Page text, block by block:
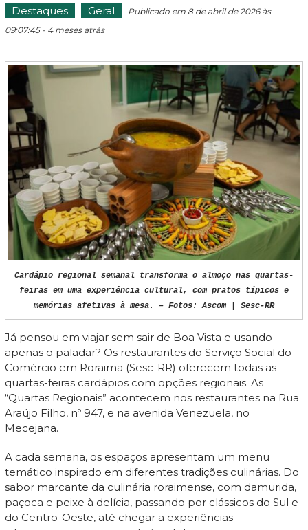
Destaques Geral
Publicado em 8 de abril de 2026 às
09:07:45 - 4 meses atrás
Cardápio regional semanal transforma o almoço nas quartas-
feiras em uma experiência cultural, com pratos típicos e
memórias afetivas à mesa. – Fotos: Ascom | Sesc-RR
Já pensou em viajar sem sair de Boa Vista e usando
apenas o paladar? Os restaurantes do Serviço Social do
Comércio em Roraima (Sesc-RR) oferecem todas as
quartas-feiras cardápios com opções regionais. As
“Quartas Regionais” acontecem nos restaurantes na Rua
Araújo Filho, nº 947, e na avenida Venezuela, no
Mecejana.
A cada semana, os espaços apresentam um menu
temático inspirado em diferentes tradições culinárias. Do
sabor marcante da culinária roraimense, com damurida,
paçoca e peixe à delícia, passando por clássicos do Sul e
do Centro-Oeste, até chegar a experiências